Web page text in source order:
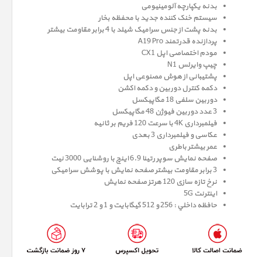
بدنه یکپارچه آلومینیومی
سیستم خنک کننده جدید با محفظه بخار
بدنه پشت از جنس سرامیک شیلد با 4 برابر مقاومت بیشتر
پردازنده قدرتمند A19 Pro
مودم اختصاصی اپل CX1
چیپ وایرلس N1
پشتیبانی از هوش مصنوعی اپل
دکمه کنترل دوربین و دکمه اکشن
دوربین سلفی 18 مگاپیکسل
3 عدد دوربین فیوژن 48 مگاپیکسل
فیلمبرداری 4K با سرعت 120 فریم بر ثانیه
عکاسی و فیلمبرداری 3 بعدی
عمر بیشتر باطری
صفحه نمايش سوپر رتينا 6.9 اينچ با روشنایی 3000 نیت
3 برابر مقاومت بیشتر صفحه نمایش با پوشش سرامیکی
نرخ تازه سازی 120 هرتز صفحه نمایش
اینترنت 5G
حافظه داخلي : 256 و 512 گيگابايت و 1 و 2 ترابایت